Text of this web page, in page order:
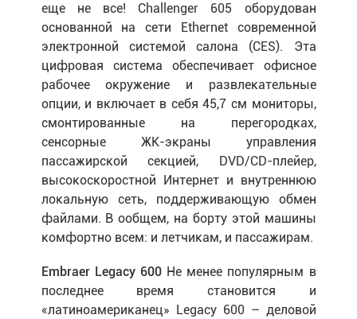
еще не все! Challenger 605 оборудован
основанной на сети Ethernet современной
электронной системой салона (CES). Эта
цифровая система обеспечивает офисное
рабочее окружение и развлекательные
опции, и включает в себя 45,7 см мониторы,
смонтированные на перегородках,
сенсорные ЖК-экраны управления
пассажирской секцией, DVD/CD-плейер,
высокоскоростной Интернет и внутреннюю
локальную сеть, поддерживающую обмен
файлами. В ообщем, на борту этой машины
комфортно всем: и летчикам, и пассажирам.
Embraer Legacy 600Не менее популярным в
последнее время становится и
«латиноамериканец» Legacy 600 – деловой